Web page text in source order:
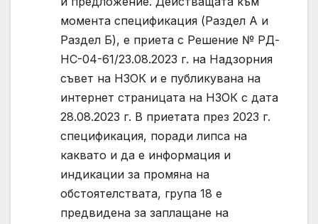
момента спецификация (Раздел А и
Раздел Б), е приета с Решение № РД-
НС-04-61/23.08.2023 г. на Надзорния
съвет на НЗОК и е публикувана на
интернет страницата на НЗОК с дата
28.08.2023 г. В приетата през 2023 г.
спецификация, поради липса на
каквато и да е информация и
индикации за промяна на
обстоятелствата, група 18 е
предвидена за заплащане на